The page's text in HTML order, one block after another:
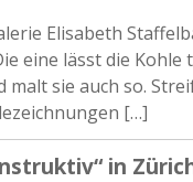
Elisabeth
eine lässt die
sie auch so.
[…]
in